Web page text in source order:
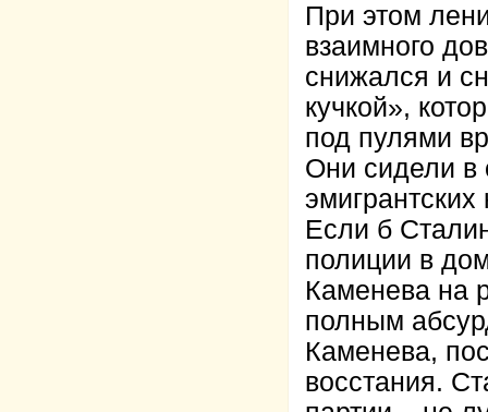
При этом
взаимного
снижался и
кучкой»,
под пулями
Они сидели в
Если б
полиции в
Каменева на
полным
Каменева,
восстания.